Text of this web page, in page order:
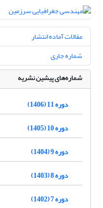
مقالات آماده انتشار
شماره جاری
شماره‌های پیشین نشریه
دوره 11 (1406)
دوره 10 (1405)
دوره 9 (1404)
دوره 8 (1403)
دوره 7 (1402)